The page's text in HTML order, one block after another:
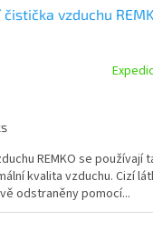
vzduchu
REMKO se používají
kvalita vzduchu. Cizí
odstraněny pomocí...